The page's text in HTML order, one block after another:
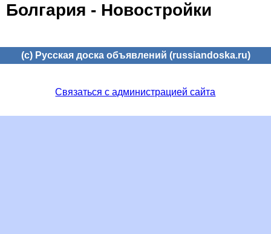
Болгария - Новостройки
(c) Русская доска объявлений (russiandoska.ru)
Связаться с администрацией сайта